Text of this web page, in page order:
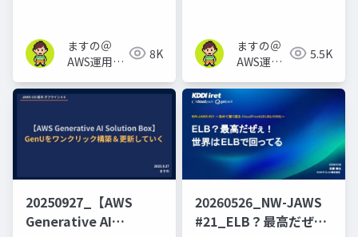
ますの＠
AWS運用保
8K
ますの＠
AWS運用
5.5K
20250927_【AWS
Generative AI
20260526_NW-JAWS
#21_ELB？最高だぜ